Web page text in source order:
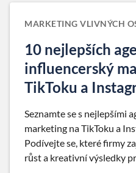
MARKETING VLIVNÝCH
10 nejlepších
influencerský
TikToku a
Seznamte se s nejlepšími
marketing na TikToku a
Podívejte se, které firmy
růst a kreativní výsledky